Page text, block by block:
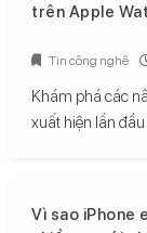
trên Apple
Khám phá các
xuất hiện lần đầu
Tin công nghệ
Vì sao iPhone